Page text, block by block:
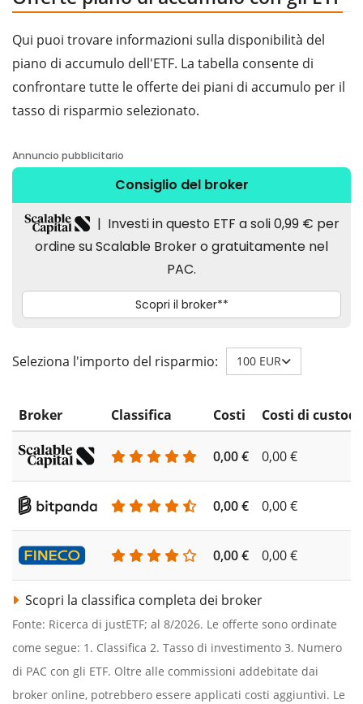
Qui puoi trovare informazioni sulla disponibilità del
piano di accumulo dell'ETF. La tabella consente di
confrontare tutte le offerte dei piani di accumulo per il
tasso di risparmio selezionato.
Seleziona l'importo del risparmio: 100 EUR
Broker Classifica Costi Costi di
0,00 € 0,00 €
0,00 € 0,00 €
0,00 € 0,00 €
Scopri la classifica completa dei broker
Fonte: Ricerca di justETF; al 8/2026. Le offerte sono ordinate
come segue: 1. Classifica 2. Tasso di investimento 3. Numero
di PAC con gli ETF. Oltre alle commissioni addebitate dai
broker online, potrebbero essere applicati costi aggiuntivi. Le